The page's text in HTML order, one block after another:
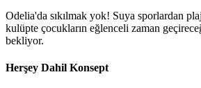
Odelia'da sıkılmak yok! Suya sporlardan
kulüpte çocukların eğlenceli zaman
bekliyor.
Herşey Dahil Konsept